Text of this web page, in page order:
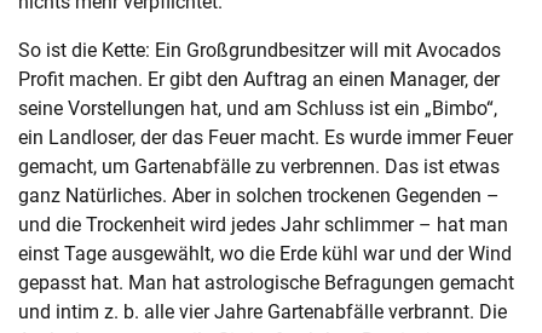
So ist die Kette: Ein Großgrundbesitzer will mit Avocados
Profit machen. Er gibt den Auftrag an einen Manager, der
seine Vorstellungen hat, und am Schluss ist ein „Bimbo“,
ein Landloser, der das Feuer macht. Es wurde immer Feuer
gemacht, um Gartenabfälle zu verbrennen. Das ist etwas
ganz Natürliches. Aber in solchen trockenen Gegenden –
und die Trockenheit wird jedes Jahr schlimmer – hat man
einst Tage ausgewählt, wo die Erde kühl war und der Wind
gepasst hat. Man hat astrologische Befragungen gemacht
und intim z. b. alle vier Jahre Gartenabfälle verbrannt. Die